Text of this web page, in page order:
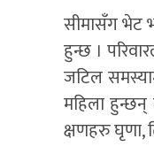
सीमासँग भेट
हुन्छ ।
जटिल
महिला
क्षणहरु घृणा,